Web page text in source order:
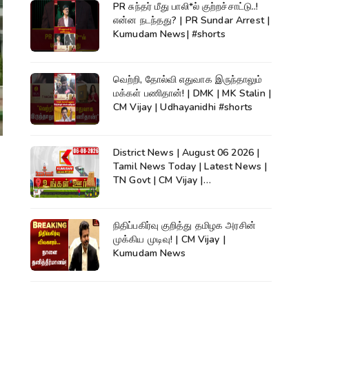
PR சுந்தர் மீது பாலி*ல் குற்றச்சாட்டு..!
என்ன நடந்தது? | PR Sundar Arrest |
Kumudam News| #shorts
வெற்றி, தோல்வி எதுவாக இருந்தாலும்
மக்கள் பணிதான்! | DMK | MK Stalin |
CM Vijay | Udhayanidhi #shorts
District News | August 06 2026 |
Tamil News Today | Latest News |
TN Govt | CM Vijay |
நிதிப்பகிர்வு குறித்து தமிழக அரசின்
முக்கிய முடிவு! | CM Vijay |
Kumudam News